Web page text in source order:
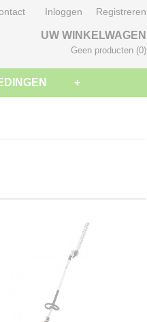
Inloggen Registreren
UW WINKELWAGEN
Geen producten (0)
+